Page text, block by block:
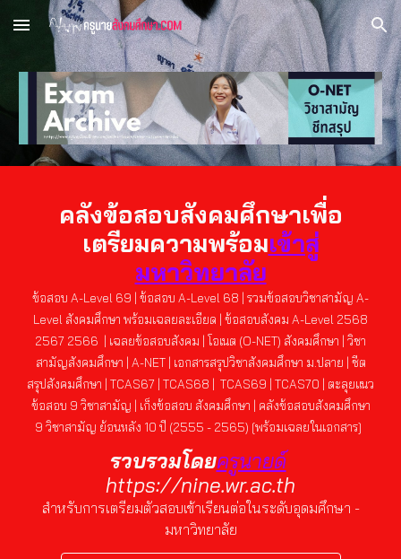
Skip to main content Skip to navigation
คลังข้อสอบสังคมศึกษาเพื่อ
เตรียมความพร้อมเข้าสู่
มหาวิทยาลัย
ข้อสอบ A-Level 69
ข้อสอบ A-Level 68 | รวมข้อสอบวิชาสามัญ A-
Level สังคมศึกษา พร้อมเฉลยละเอียด | ข้อสอบสังคม A-Level 2568
2567 2566
| เฉลยข้อสอบสังคม โอเนต (O-NET) สังคมศึกษา
วิชา
สามัญสังคมศึกษา
A-NET| เอกสารสรุปวิชาสังคมศึกษา ม.ปลาย
ชีต
สรุปสังคมศึกษา | TCAS67 | TCAS68 |
TCAS69 | TCAS70
ตะลุยแนว
ข้อสอบ 9 วิชาสามัญ | เก็งข้อสอบ สังคมศึกษา
คลังข้อสอบสังคมศึกษา
9 วิชาสามัญ ย้อนหลัง 10 ปี (2555 - 2565) [พร้อมเฉลยในเอกสาร]
รวบรวมโดยครูนายด์
https://nine.wr.ac.th
สำหรับการเตรียมตัวสอบเข้าเรียนต่อในระดับอุดมศึกษา -
มหาวิทยาลัย